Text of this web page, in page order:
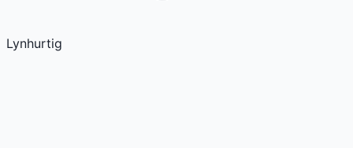
Lynhurtig